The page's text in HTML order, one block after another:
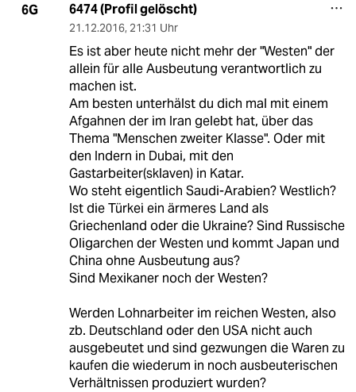
6G 6474 (Profil gelöscht)
21.12.2016, 21:31 Uhr
Es ist aber heute nicht mehr der "Westen" der
allein für alle Ausbeutung verantwortlich zu
machen ist.
Am besten unterhälst du dich mal mit einem
Afgahnen der im Iran gelebt hat, über das
Thema "Menschen zweiter Klasse". Oder mit
den Indern in Dubai, mit den
Gastarbeiter(sklaven) in Katar.
Wo steht eigentlich Saudi-Arabien? Westlich?
Ist die Türkei ein ärmeres Land als
Griechenland oder die Ukraine? Sind Russische
Oligarchen der Westen und kommt Japan und
China ohne Ausbeutung aus?
Sind Mexikaner noch der Westen?
Werden Lohnarbeiter im reichen Westen, also
zb. Deutschland oder den USA nicht auch
ausgebeutet und sind gezwungen die Waren zu
kaufen die wiederum in noch ausbeuterischen
Verhältnissen produziert wurden?